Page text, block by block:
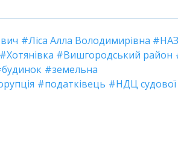
Ліса Алла Володимирівна
Хотянівка Вишгородський район
будинок
земельна
податківець НДЦ